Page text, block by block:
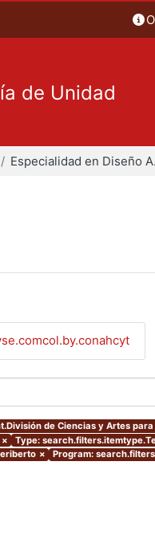
de Unidad
de Ciencias y Artes para
× Type:
× Program: